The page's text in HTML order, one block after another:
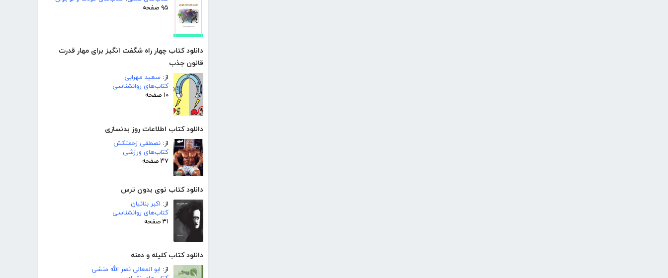
۹۵ صفحه
دانلود کتاب چهار راه شگفت انگیز برای مهار قدرت
قانون جذب
از: سعید مهرابی
کتاب‌های روانشناسی
۱۰ صفحه
دانلود کتاب اطلاعات روز بدنسازی
از: نصطفی زحمتکش
کتاب‌های ورزشی
۳۷ صفحه
دانلود کتاب توی بدون ترس
از: اکبر بنائیان
کتاب‌های روانشناسی
۳۱ صفحه
دانلود کتاب کلیله و دمنه
از: ابو المعالی نصر الله منشی